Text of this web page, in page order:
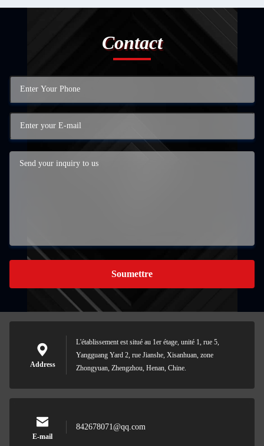
Contact
Soumettre
Address
L'établissement est situé au 1er étage, unité 1, rue 5,
Yangguang Yard 2, rue Jianshe, Xisanhuan, zone
Zhongyuan, Zhengzhou, Henan, Chine.
E-mail
842678071@qq.com